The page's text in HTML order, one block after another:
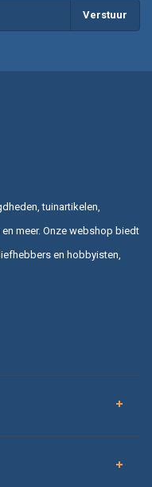
Verstuur
tuinartikelen,
meer. Onze webshop biedt
en hobbyisten,